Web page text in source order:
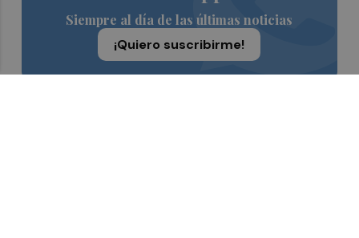
Siempre al día de las últimas noticias
¡Quiero suscribirme!